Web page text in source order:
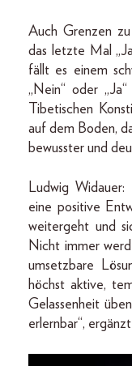
Auch Grenzen
das letzte Mal
fällt es einem
„Nein“ oder
Tibetischen
auf dem Boden,
bewusster und
Ludwig
eine positive
weitergeht und
Nicht immer
umsetzbare
höchst aktive,
Gelassenheit
erlernbar“,